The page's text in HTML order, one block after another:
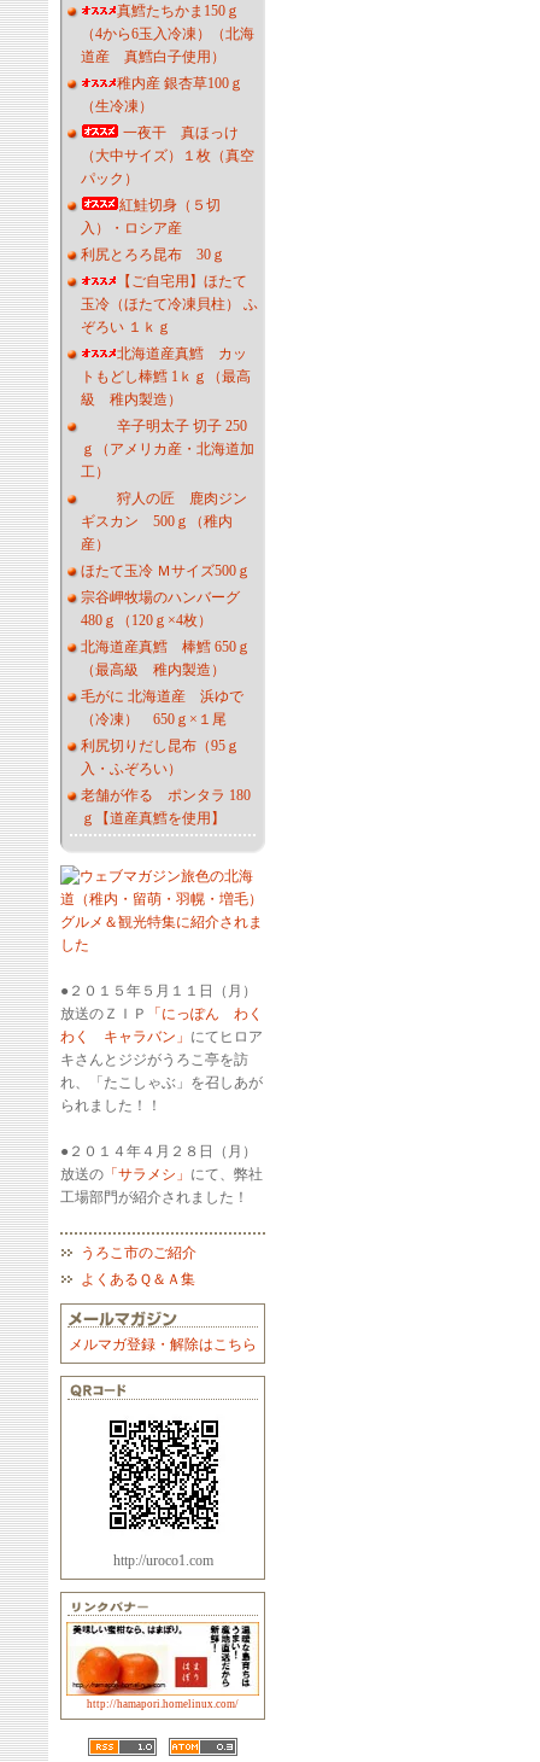
真鱈たちかま150ｇ
（4から6玉入冷凍）（北海
道産 真鱈白子使用）
稚内産 銀杏草100ｇ
（生冷凍）
一夜干 真ほっけ
（大中サイズ）１枚（真空
パック）
紅鮭切身（５切
入）・ロシア産
利尻とろろ昆布 30ｇ
【ご自宅用】ほたて
玉冷（ほたて冷凍貝柱） ふ
ぞろい １ｋｇ
北海道産真鱈 カッ
トもどし棒鱈 1ｋｇ（最高
級 稚内製造）
辛子明太子 切子 250
ｇ（アメリカ産・北海道加
工）
狩人の匠 鹿肉ジン
ギスカン 500ｇ（稚内
産）
ほたて玉冷 Ｍサイズ500ｇ
宗谷岬牧場のハンバーグ
480ｇ（120ｇ×4枚）
北海道産真鱈 棒鱈 650ｇ
（最高級 稚内製造）
毛がに 北海道産 浜ゆで
（冷凍） 650ｇ×１尾
利尻切りだし昆布（95ｇ
入・ふぞろい）
老舗が作る ポンタラ 180
ｇ【道産真鱈を使用】
●２０１５年５月１１日（月）
放送のＺＩＰ
「にっぽん わく
わく キャラバン」 にてヒロア
キさんとジジがうろこ亭を訪
れ、「たこしゃぶ」を召しあが
られました！！
●２０１４年４月２８日（月）
放送の 「サラメシ」 にて、弊社
工場部門が紹介されました！
うろこ市のご紹介
よくあるＱ＆Ａ集
メルマガ登録・解除はこちら
http://uroco1.com
http://hamapori.homelinux.com/